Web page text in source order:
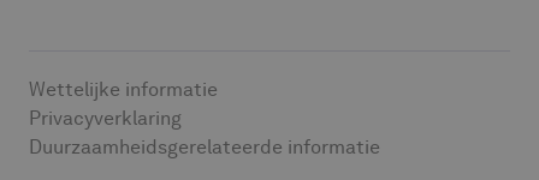
Wettelijke informatie
Privacyverklaring
Duurzaamheidsgerelateerde informatie